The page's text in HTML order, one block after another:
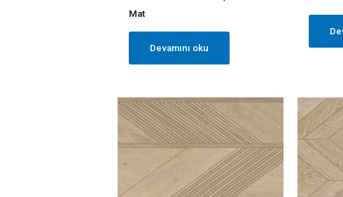
Mat
Devamını oku